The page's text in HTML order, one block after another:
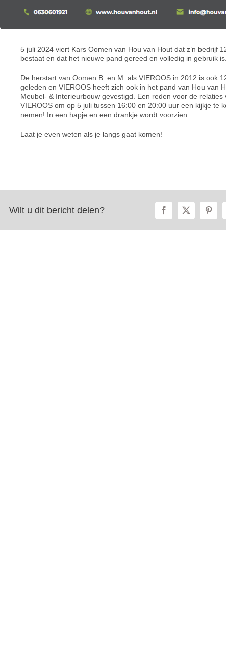
5 juli 2024 viert Kars Oomen van Hou van Hout dat z’n bedrijf
bestaat en dat het nieuwe pand gereed en volledig in gebruik is.
De herstart van Oomen B. en M. als VIEROOS in 2012 is ook
geleden en VIEROOS heeft zich ook in het pand van Hou van
Meubel- & Interieurbouw gevestigd. Een reden voor de relaties
VIEROOS om op 5 juli tussen 16:00 en 20:00 uur een kijkje te
nemen! In een hapje en een drankje wordt voorzien.
Laat je even weten als je langs gaat komen!
Wilt u dit bericht delen?